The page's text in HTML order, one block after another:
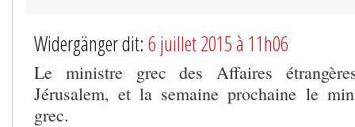
Widergänger dit: 6 juillet 2015 à 11h06
Le ministre grec des Affaires
Jérusalem, et la semaine prochaine le
grec.